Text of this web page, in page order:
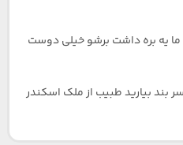
ما یه بره داشت برشو خیلی دوست
بند بیارید طبیب از ملک اسکندر